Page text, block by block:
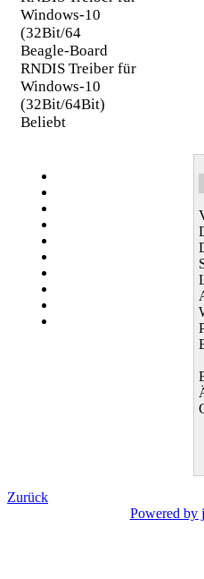
Beagle-Board
RNDIS Treiber für
Windows-10
(32Bit/64Bit)
Beliebt
Zurück
Powered by